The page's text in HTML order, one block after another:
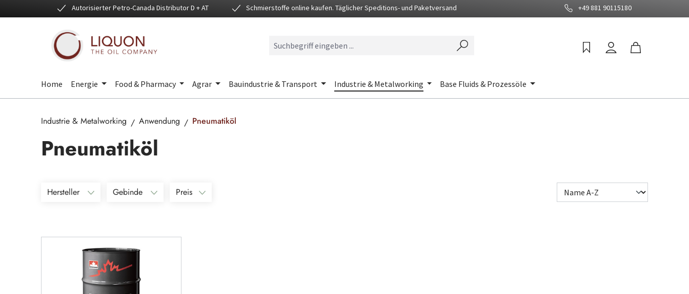
Hauptinhalt springen
Zur Suche springen
Zur Hauptnavigation springenAutorisierter Petro-Canada Distributor D + AT Schmierstoffe online kaufen. Täglicher Speditions- und Paketversand +49 881 90115180
Home Energie Food & Pharmacy Agrar Bauindustrie & Transport Industrie & Metalworking Base Fluids & Prozessöle
Industrie & Metalworking Anwendung Pneumatiköl
Pneumatiköl
Hersteller Gebinde Preis